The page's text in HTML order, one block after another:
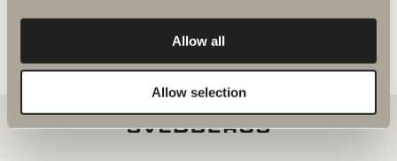
Allow all
Allow selection